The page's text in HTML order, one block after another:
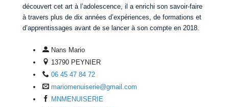
découvert cet art à l’adolescence, il a enrichi son savoir-faire
à travers plus de dix années d’expériences, de formations et
d’apprentissages avant de se lancer à son compte en 2018.
Nans Mario
13790 PEYNIER
06 45 47 84 72
mariomenuiserie@gmail.com
MNMENUISERIE